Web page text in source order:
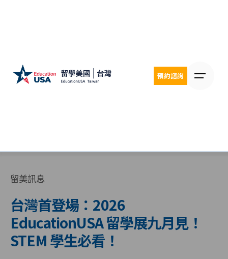
預約諮詢
留美訊息
台灣首登場：2026
EducationUSA 留學展九月見！
STEM 學生必看！